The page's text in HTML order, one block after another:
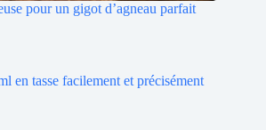
pour un gigot d’agneau parfait
en tasse facilement et précisément